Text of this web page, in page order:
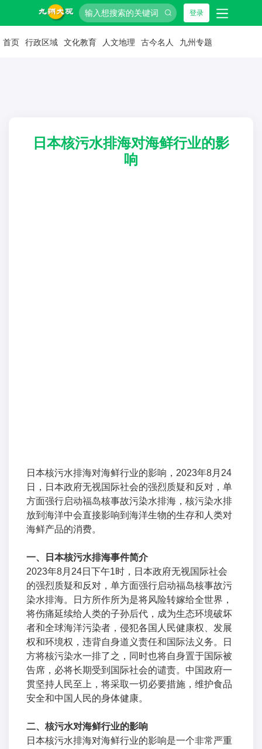
登录
首页 行政区域 文化教育 人文地理 古今名人 九州专题
日本核污水排海对海鲜行业的影
响
日本核污水排海对海鲜行业的影响，2023年8月24
日，日本政府无视国际社会的强烈质疑和反对，单
方面强行启动福岛核事故污染水排海，核污染水排
放到海洋中会直接影响到海洋生物的生存和人类对
海鲜产品的消费。
一、日本核污水排海事件简介
2023年8月24日下午1时，日本政府无视国际社会
的强烈质疑和反对，单方面强行启动福岛核事故污
染水排海。日方所作所为是将风险转嫁给全世界，
将伤痛延续给人类的子孙后代，成为生态环境破坏
者和全球海洋污染者，侵犯各国人民健康权、发展
权和环境权，违背自身道义责任和国际法义务。日
方将核污染水一排了之，同时也将自身置于国际被
告席，必将长期受到国际社会的谴责。中国政府一
贯坚持人民至上，将采取一切必要措施，维护食品
安全和中国人民的身体健康。
二、核污水对海鲜行业的影响
日本核污水排海对海鲜行业的影响是一个非常严重